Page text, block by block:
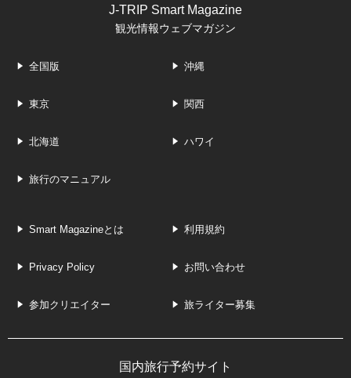
J-TRIP Smart Magazine
観光情報ウェブマガジン
全国版 沖縄
東京 関西
北海道 ハワイ
旅行のマニュアル
Smart Magazineとは 利用規約
Privacy Policy お問い合わせ
参加クリエイター 旅ライター募集
国内旅行予約サイト